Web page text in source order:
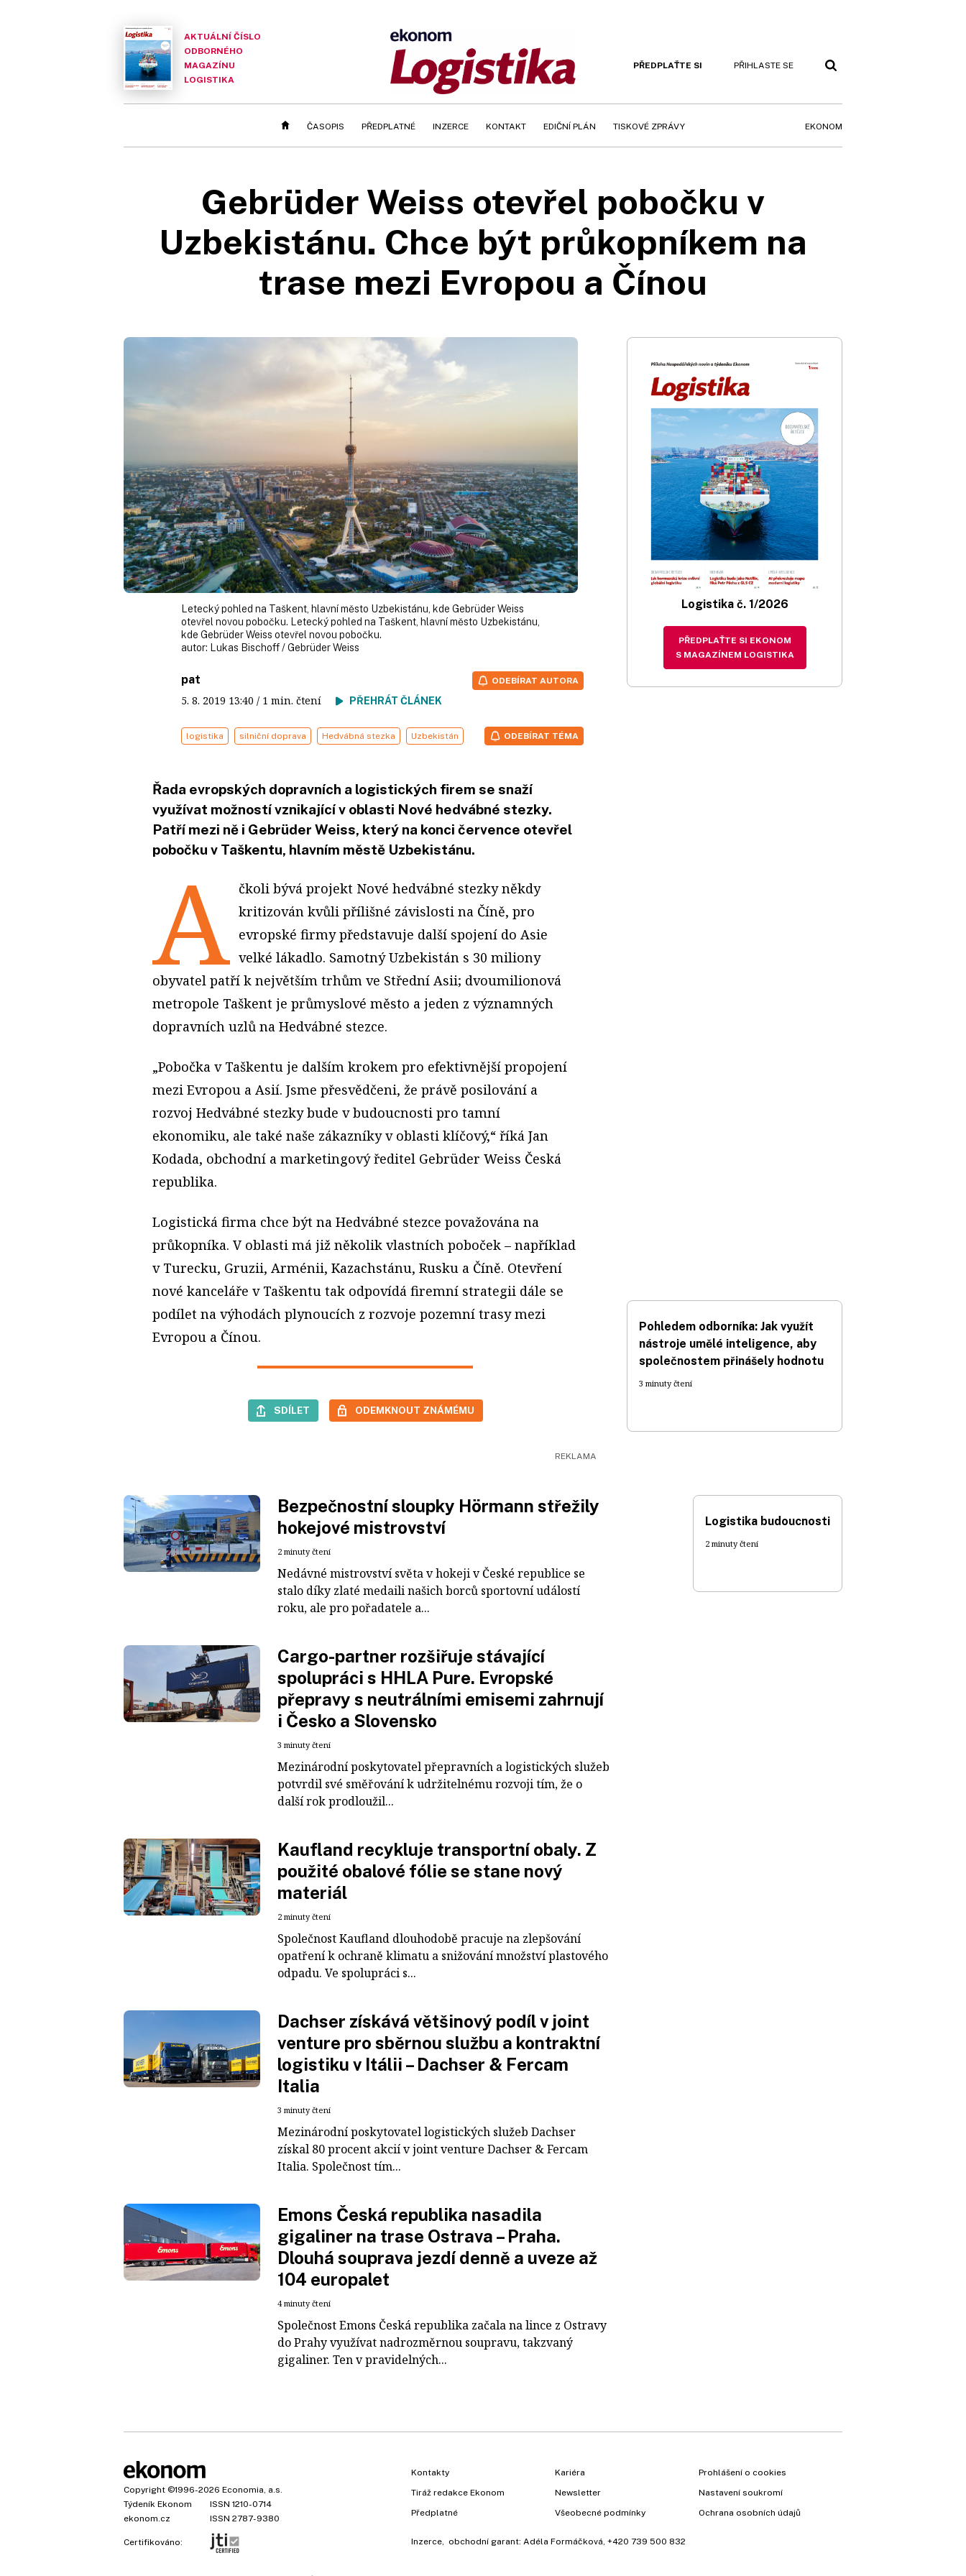
AKTUÁLNÍ ČÍSLO
ODBORNÉHO
MAGAZÍNU
LOGISTIKA
PŘEDPLAŤTE SI PŘIHLASTE SE
ČASOPIS PŘEDPLATNÉ INZERCE KONTAKT EDIČNÍ PLÁN TISKOVÉ ZPRÁVY EKONOM
Gebrüder Weiss otevřel pobočku v
Uzbekistánu. Chce být průkopníkem na
trase mezi Evropou a Čínou
Letecký pohled na Taškent, hlavní město Uzbekistánu, kde Gebrüder Weiss
otevřel novou pobočku. Letecký pohled na Taškent, hlavní město Uzbekistánu,
kde Gebrüder Weiss otevřel novou pobočku.
autor: Lukas Bischoff / Gebrüder Weiss
pat
5. 8. 2019 13:40 / 1 min. čtení PŘEHRÁT ČLÁNEK
ODEBÍRAT AUTORA
logistika silniční doprava Hedvábná stezka Uzbekistán ODEBÍRAT TÉMA
Řada evropských dopravních a logistických firem se snaží
využívat možností vznikající v oblasti Nové hedvábné stezky.
Patří mezi ně i Gebrüder Weiss, který na konci července otevřel
pobočku v Taškentu, hlavním městě Uzbekistánu.
A čkoli bývá projekt Nové hedvábné stezky někdy
kritizován kvůli přílišné závislosti na Číně, pro
evropské firmy představuje další spojení do Asie
velké lákadlo. Samotný Uzbekistán s 30 miliony
obyvatel patří k největším trhům ve Střední Asii; dvoumilionová
metropole Taškent je průmyslové město a jeden z významných
dopravních uzlů na Hedvábné stezce.
„Pobočka v Taškentu je dalším krokem pro efektivnější propojení
mezi Evropou a Asií. Jsme přesvědčeni, že právě posilování a
rozvoj Hedvábné stezky bude v budoucnosti pro tamní
ekonomiku, ale také naše zákazníky v oblasti klíčový,“ říká Jan
Kodada, obchodní a marketingový ředitel Gebrüder Weiss Česká
republika.
Logistická firma chce být na Hedvábné stezce považována na
průkopníka. V oblasti má již několik vlastních poboček – například
v Turecku, Gruzii, Arménii, Kazachstánu, Rusku a Číně. Otevření
nové kanceláře v Taškentu tak odpovídá firemní strategii dále se
podílet na výhodách plynoucích z rozvoje pozemní trasy mezi
Evropou a Čínou.
SDÍLET ODEMKNOUT ZNÁMÉMU
Logistika č. 1/2026
PŘEDPLAŤTE SI EKONOM
S MAGAZÍNEM LOGISTIKA
Pohledem odborníka: Jak využít
nástroje umělé inteligence, aby
společnostem přinášely hodnotu
3 minuty čtení
Bezpečnostní sloupky Hörmann střežily
hokejové mistrovství
2 minuty čtení
Nedávné mistrovství světa v hokeji v České republice se
stalo díky zlaté medaili našich borců sportovní událostí
roku, ale pro pořadatele a...
Cargo-partner rozšiřuje stávající
spolupráci s HHLA Pure. Evropské
přepravy s neutrálními emisemi zahrnují
i Česko a Slovensko
3 minuty čtení
Mezinárodní poskytovatel přepravních a logistických služeb
potvrdil své směřování k udržitelnému rozvoji tím, že o
další rok prodloužil...
Kaufland recykluje transportní obaly. Z
použité obalové fólie se stane nový
materiál
2 minuty čtení
Společnost Kaufland dlouhodobě pracuje na zlepšování
opatření k ochraně klimatu a snižování množství plastového
odpadu. Ve spolupráci s...
Dachser získává většinový podíl v joint
venture pro sběrnou službu a kontraktní
logistiku v Itálii – Dachser & Fercam
Italia
3 minuty čtení
Mezinárodní poskytovatel logistických služeb Dachser
získal 80 procent akcií v joint venture Dachser & Fercam
Italia. Společnost tím...
Emons Česká republika nasadila
gigaliner na trase Ostrava – Praha.
Dlouhá souprava jezdí denně a uveze až
104 europalet
4 minuty čtení
Společnost Emons Česká republika začala na lince z Ostravy
do Prahy využívat nadrozměrnou soupravu, takzvaný
gigaliner. Ten v pravidelných...
Logistika budoucnosti
2 minuty čtení
Copyright ©1996-2026 Economia, a.s.
Týdeník Ekonom
ISSN 1210-0714
ekonom.cz
ISSN 2787-9380
Certifikováno:
Kontakty
Tiráž redakce Ekonom
Předplatné
Kariéra
Newsletter
Všeobecné podmínky
Prohlášení o cookies
Nastavení soukromí
Ochrana osobních údajů
Inzerce, obchodní garant: Adéla Formáčková, +420 739 500 832